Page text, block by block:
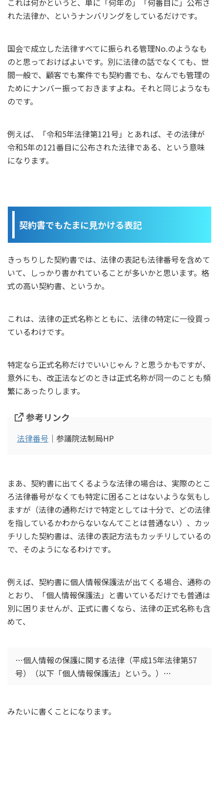
これは何かというと、単に「何年の」「何番目に」公布さ
れた法律か、というナンバリングをしているだけです。
国会で成立した法律すべてに振られる管理No.のようなも
のと思っておけばよいです。別に法律の話でなくても、世
間一般で、顧客でも案件でも契約書でも、なんでも管理の
ためにナンバー振っておきますよね。それと同じようなも
のです。
例えば、「令和5年法律第121号」とあれば、その法律が
令和5年の121番目に公布された法律である、という意味
になります。
契約書でもたまに見かける表記
きっちりした契約書では、法律の表記も法律番号を含めて
いて、しっかり書かれていることが多いかと思います。格
式の高い契約書、というか。
これは、法律の正式名称とともに、法律の特定に一役買っ
ているわけです。
特定なら正式名称だけでいいじゃん？と思うかもですが、
意外にも、改正法などのときは正式名称が同一のことも頻
繁にあったりします。
参考リンク
法律番号 ｜参議院法制局HP
まあ、契約書に出てくるような法律の場合は、実際のとこ
ろ法律番号がなくても特定に困ることはないような気もし
ますが（法律の通称だけで特定としては十分で、どの法律
を指しているかわからないなんてことは普通ない）、カッ
チリした契約書は、法律の表記方法もカッチリしているの
で、そのようになるわけです。
例えば、契約書に個人情報保護法が出てくる場合、通称の
とおり、「個人情報保護法」と書いているだけでも普通は
別に困りませんが、正式に書くなら、法律の正式名称も含
めて、
…個人情報の保護に関する法律（平成15年法律第57
号）（以下「個人情報保護法」という。）…
みたいに書くことになります。